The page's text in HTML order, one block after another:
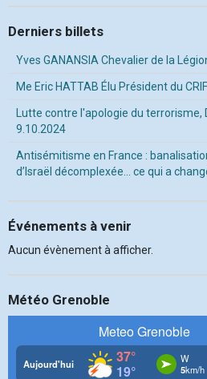
Derniers billets
Yves GANANSIA Chevalier de la
Me Eric HATTAB Élu Président du
Lutte contre l'apologie du terrorisme,
9.10.2024
Antisémitisme en France :
d’Israël décomplexée… ce qui a
Événements à venir
Aucun évènement à afficher.
Météo Grenoble